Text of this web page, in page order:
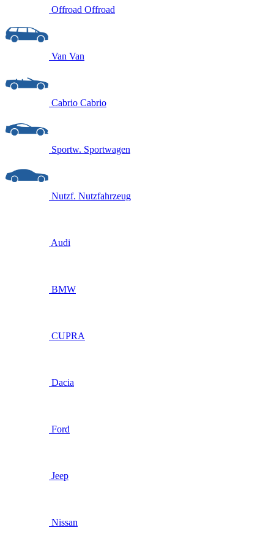
Offroad Offroad
Van Van
Cabrio Cabrio
Sportw. Sportwagen
Nutzf. Nutzfahrzeug
Audi
BMW
CUPRA
Dacia
Ford
Jeep
Nissan